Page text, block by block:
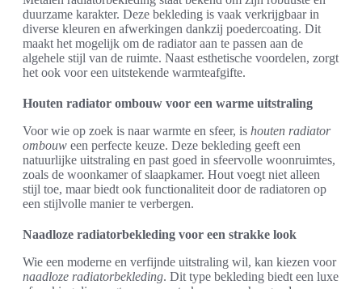
duurzame karakter. Deze bekleding is vaak verkrijgbaar in
diverse kleuren en afwerkingen dankzij poedercoating. Dit
maakt het mogelijk om de radiator aan te passen aan de
algehele stijl van de ruimte. Naast esthetische voordelen, zorgt
het ook voor een uitstekende warmteafgifte.
Houten radiator ombouw voor een warme uitstraling
Voor wie op zoek is naar warmte en sfeer, is houten radiator
ombouw een perfecte keuze. Deze bekleding geeft een
natuurlijke uitstraling en past goed in sfeervolle woonruimtes,
zoals de woonkamer of slaapkamer. Hout voegt niet alleen
stijl toe, maar biedt ook functionaliteit door de radiatoren op
een stijlvolle manier te verbergen.
Naadloze radiatorbekleding voor een strakke look
Wie een moderne en verfijnde uitstraling wil, kan kiezen voor
naadloze radiatorbekleding. Dit type bekleding biedt een luxe